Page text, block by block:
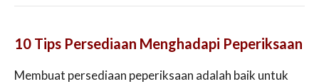
10 Tips Persediaan Menghadapi Peperiksaan
Membuat persediaan peperiksaan adalah baik untuk